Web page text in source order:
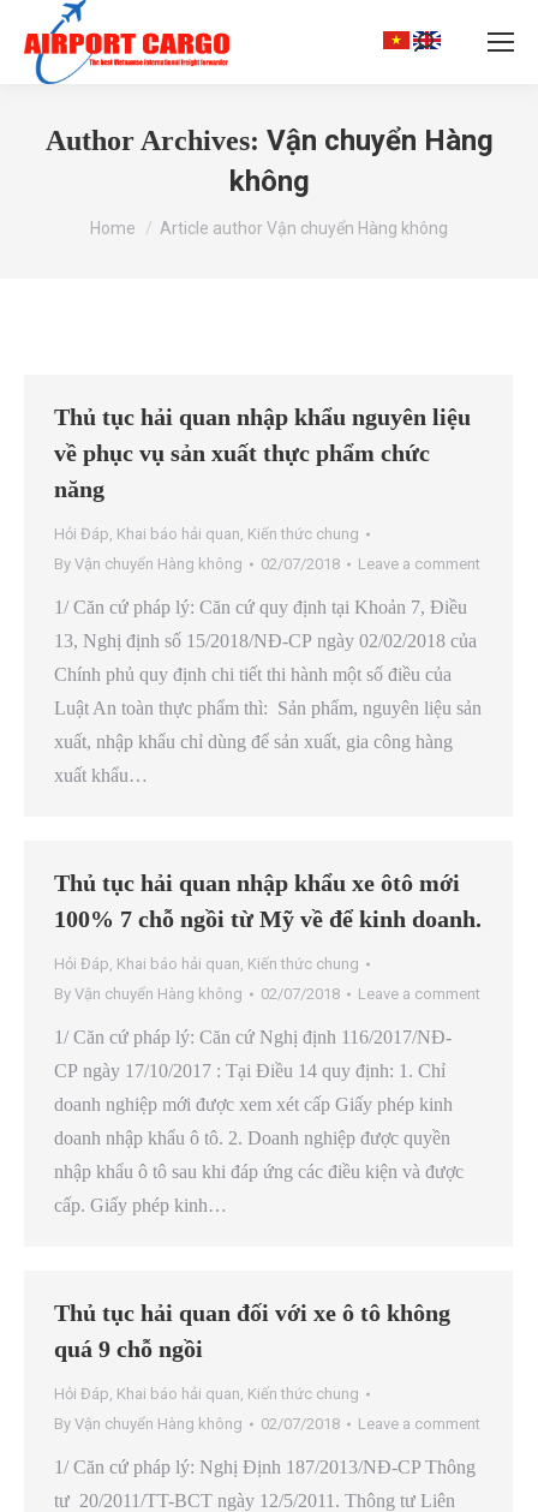
Search:
Author Archives: Vận chuyển Hàng
không
You are here:
Home Article author Vận chuyển Hàng không
Thủ tục hải quan nhập khẩu nguyên liệu
về phục vụ sản xuất thực phẩm chức
năng
Hỏi Đáp, Khai báo hải quan, Kiến thức chung
By Vận chuyển Hàng không 02/07/2018 Leave a comment
1/ Căn cứ pháp lý: Căn cứ quy định tại Khoản 7, Điều
13, Nghị định số 15/2018/NĐ-CP ngày 02/02/2018 của
Chính phủ quy định chi tiết thi hành một số điều của
Luật An toàn thực phẩm thì: Sản phẩm, nguyên liệu sản
xuất, nhập khẩu chỉ dùng để sản xuất, gia công hàng
xuất khẩu…
Thủ tục hải quan nhập khẩu xe ôtô mới
100% 7 chỗ ngồi từ Mỹ về để kinh doanh.
Hỏi Đáp, Khai báo hải quan, Kiến thức chung
By Vận chuyển Hàng không 02/07/2018 Leave a comment
1/ Căn cứ pháp lý: Căn cứ Nghị định 116/2017/NĐ-
CP ngày 17/10/2017 : Tại Điều 14 quy định: 1. Chỉ
doanh nghiệp mới được xem xét cấp Giấy phép kinh
doanh nhập khẩu ô tô. 2. Doanh nghiệp được quyền
nhập khẩu ô tô sau khi đáp ứng các điều kiện và được
cấp. Giấy phép kinh…
Thủ tục hải quan đối với xe ô tô không
quá 9 chỗ ngồi
Hỏi Đáp, Khai báo hải quan, Kiến thức chung
By Vận chuyển Hàng không 02/07/2018 Leave a comment
1/ Căn cứ pháp lý: Nghị Định 187/2013/NĐ-CP Thông
tư 20/2011/TT-BCT ngày 12/5/2011. Thông tư Liên